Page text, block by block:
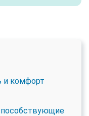
и комфорт